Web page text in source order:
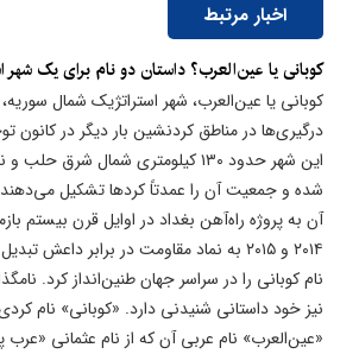
اخبار مرتبط
کوبانی یا عین‌العرب؟ داستان دو نام برای یک شهر
کوبانی یا عین‌العرب، شهر استراتژیک شمال
درگیری‌ها در مناطق کردنشین بار دیگر در کانون
این شهر حدود ۱۳۰ کیلومتری شمال شرق
شده و جمعیت آن را عمدتاً کردها تشکیل
آن به پروژه راه‌آهن بغداد در اوایل قرن بیستم
۲۰۱۴ و ۲۰۱۵ به نماد مقاومت در برابر
نام کوبانی را در سراسر جهان طنین‌انداز کرد.
نیز خود داستانی شنیدنی دارد. «کوبانی» نام
«عین‌العرب» نام عربی آن که از نام عثمانی «عرب